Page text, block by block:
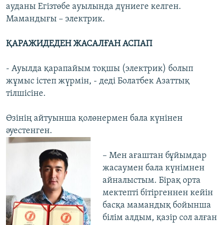
ауданы Егізтөбе ауылында дүниеге келген.
Мамандығы – электрик.
ҚАРАЖИДЕДЕН ЖАСАЛҒАН АСПАП
- Ауылда қарапайым тоқшы (электрик) болып
жұмыс істеп жүрмін, - деді Болатбек Азаттық
тілшісіне.
Өзінің айтуынша қолөнермен бала күнінен
әуестенген.
– Мен ағаштан бұйымдар
жасаумен бала күнімнен
айналыстым. Бірақ орта
мектепті бітіргеннен кейін
басқа мамандық бойынша
білім алдым, қазір сол алған